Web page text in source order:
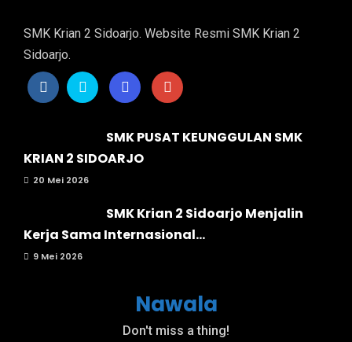
SMK Krian 2 Sidoarjo. Website Resmi SMK Krian 2
Sidoarjo.
SMK PUSAT KEUNGGULAN SMK
KRIAN 2 SIDOARJO
20 Mei 2026
SMK Krian 2 Sidoarjo Menjalin
Kerja Sama Internasional...
9 Mei 2026
Nawala
Don't miss a thing!